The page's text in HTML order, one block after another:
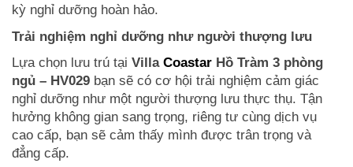
kỳ nghỉ dưỡng hoàn hảo.
Trải nghiệm nghỉ dưỡng như người thượng lưu
Lựa chọn lưu trú tại Villa Coastar Hồ Tràm 3 phòng
ngủ – HV029 bạn sẽ có cơ hội trải nghiệm cảm giác
nghỉ dưỡng như một người thượng lưu thực thụ. Tận
hưởng không gian sang trọng, riêng tư cùng dịch vụ
cao cấp, bạn sẽ cảm thấy mình được trân trọng và
đẳng cấp.